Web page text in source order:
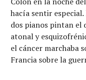
hacía sentir
dos pianos pintan el
atonal y
el cáncer marchaba
Francia sobre la